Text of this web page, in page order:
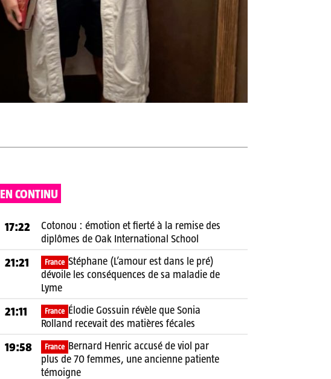
EN CONTINU
17:22
Cotonou : émotion et fierté à la remise des
diplômes de Oak International School
21:21 France Stéphane (L’amour est dans le pré)
dévoile les conséquences de sa maladie de
Lyme
21:11 France Élodie Gossuin révèle que Sonia
Rolland recevait des matières fécales
19:58 France Bernard Henric accusé de viol par
plus de 70 femmes, une ancienne patiente
témoigne